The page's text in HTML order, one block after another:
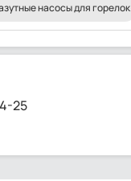
насосы для горелок
25